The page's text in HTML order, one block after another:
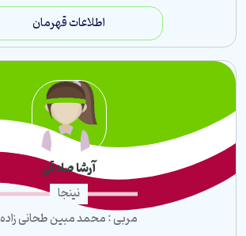
اطلاعات قهرمان
آرشا صادقی
نینجا
مربی : محمد مبین طحانی زاده